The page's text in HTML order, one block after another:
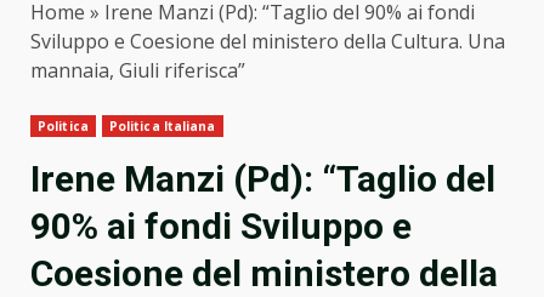
Home » Irene Manzi (Pd): “Taglio del 90% ai fondi
Sviluppo e Coesione del ministero della Cultura. Una
mannaia, Giuli riferisca”
Politica Politica Italiana
Irene Manzi (Pd): “Taglio del
90% ai fondi Sviluppo e
Coesione del ministero della